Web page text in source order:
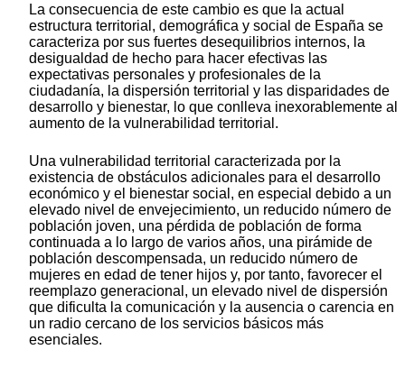
La consecuencia de este cambio es que la actual
estructura territorial, demográfica y social de España se
caracteriza por sus fuertes desequilibrios internos, la
desigualdad de hecho para hacer efectivas las
expectativas personales y profesionales de la
ciudadanía, la dispersión territorial y las disparidades de
desarrollo y bienestar, lo que conlleva inexorablemente al
aumento de la vulnerabilidad territorial.
Una vulnerabilidad territorial caracterizada por la
existencia de obstáculos adicionales para el desarrollo
económico y el bienestar social, en especial debido a un
elevado nivel de envejecimiento, un reducido número de
población joven, una pérdida de población de forma
continuada a lo largo de varios años, una pirámide de
población descompensada, un reducido número de
mujeres en edad de tener hijos y, por tanto, favorecer el
reemplazo generacional, un elevado nivel de dispersión
que dificulta la comunicación y la ausencia o carencia en
un radio cercano de los servicios básicos más
esenciales.